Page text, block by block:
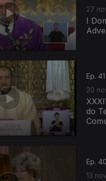
27
I
Ep. 41
20
do
Ep. 40
13